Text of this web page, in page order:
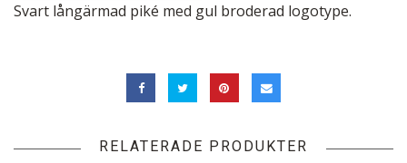
Svart långärmad piké med gul broderad logotype.
RELATERADE PRODUKTER